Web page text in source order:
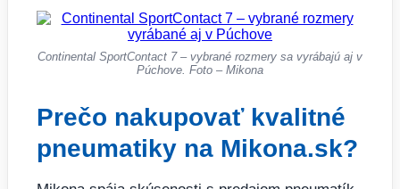
Continental SportContact 7 – vybrané rozmery sa vyrábajú aj v
Púchove. Foto – Mikona
Prečo nakupovať kvalitné
pneumatiky na Mikona.sk?